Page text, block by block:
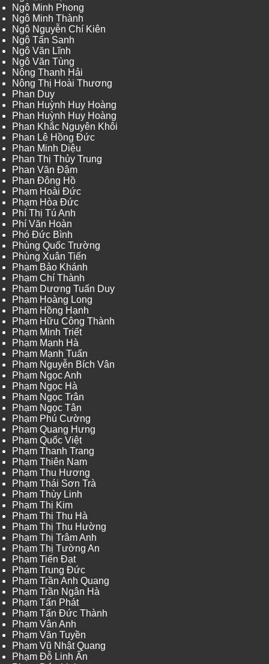
Ngô Minh Phong
Ngô Minh Thành
Ngô Nguyễn Chí Kiên
Ngô Tấn Sanh
Ngô Văn Lĩnh
Ngô Văn Tùng
Nông Thanh Hải
Nông Thị Hoài Thương
Phan Duy
Phan Huỳnh Huy Hoàng
Phan Huỳnh Huy Hoàng
Phan Khắc Nguyên Khôi
Phan Lê Hồng Đức
Phan Minh Diệu
Phan Thị Thủy Trung
Phan Văn Đậm
Phan Đông Hồ
Phạm Hoài Đức
Phạm Hòa Đức
Phí Thị Tú Anh
Phí Văn Hoàn
Phó Đức Bình
Phùng Quốc Trường
Phùng Xuân Tiến
Phạm Bảo Khánh
Phạm Chí Thành
Phạm Dương Tuấn Duy
Phạm Hoàng Long
Phạm Hồng Hạnh
Phạm Hữu Công Thành
Phạm Minh Triết
Phạm Mạnh Hà
Phạm Mạnh Tuấn
Phạm Nguyễn Bích Vân
Phạm Ngọc Anh
Phạm Ngọc Hà
Phạm Ngọc Trân
Phạm Ngọc Tân
Phạm Phú Cường
Phạm Quang Hưng
Phạm Quốc Việt
Phạm Thanh Trang
Phạm Thiên Nam
Phạm Thu Hương
Phạm Thái Sơn Trà
Phạm Thùy Linh
Phạm Thị Kim
Phạm Thị Thu Hà
Phạm Thị Thu Hường
Phạm Thị Trâm Anh
Phạm Thị Tường An
Phạm Tiến Đạt
Phạm Trung Đức
Phạm Trần Anh Quang
Phạm Trần Ngân Hà
Phạm Tấn Phát
Phạm Tấn Đức Thành
Phạm Vân Anh
Phạm Văn Tuyền
Phạm Vũ Nhật Quang
Phạm Đỗ Linh Ấn